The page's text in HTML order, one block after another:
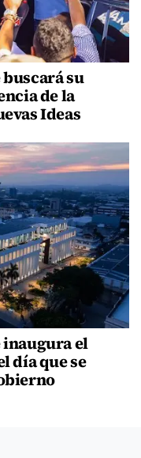
su
de la
Ideas
el
día que se